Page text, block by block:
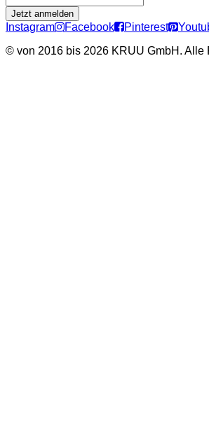
Jetzt anmelden
Instagram Facebook Pinterest
© von 2016 bis 2026 KRUU GmbH. Alle